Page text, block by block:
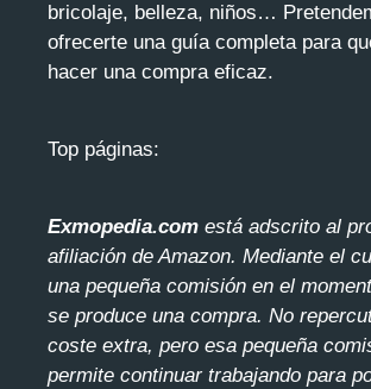
bricolaje, belleza, niños…
ofrecerte una guía completa para
hacer una compra eficaz.
Top páginas:
Exmopedia.com está adscrito al
afiliación de Amazon. Mediante el
una pequeña comisión en el
se produce una compra. No
coste extra, pero esa pequeña
permite continuar trabajando para